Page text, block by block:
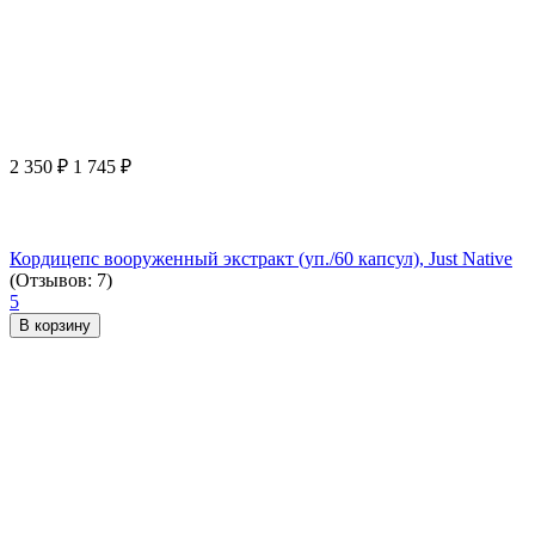
2 350 ₽ 1 745 ₽
Кордицепс вооруженный экстракт (уп./60 капсул), Just Native
(Отзывов: 7)
5
В корзину